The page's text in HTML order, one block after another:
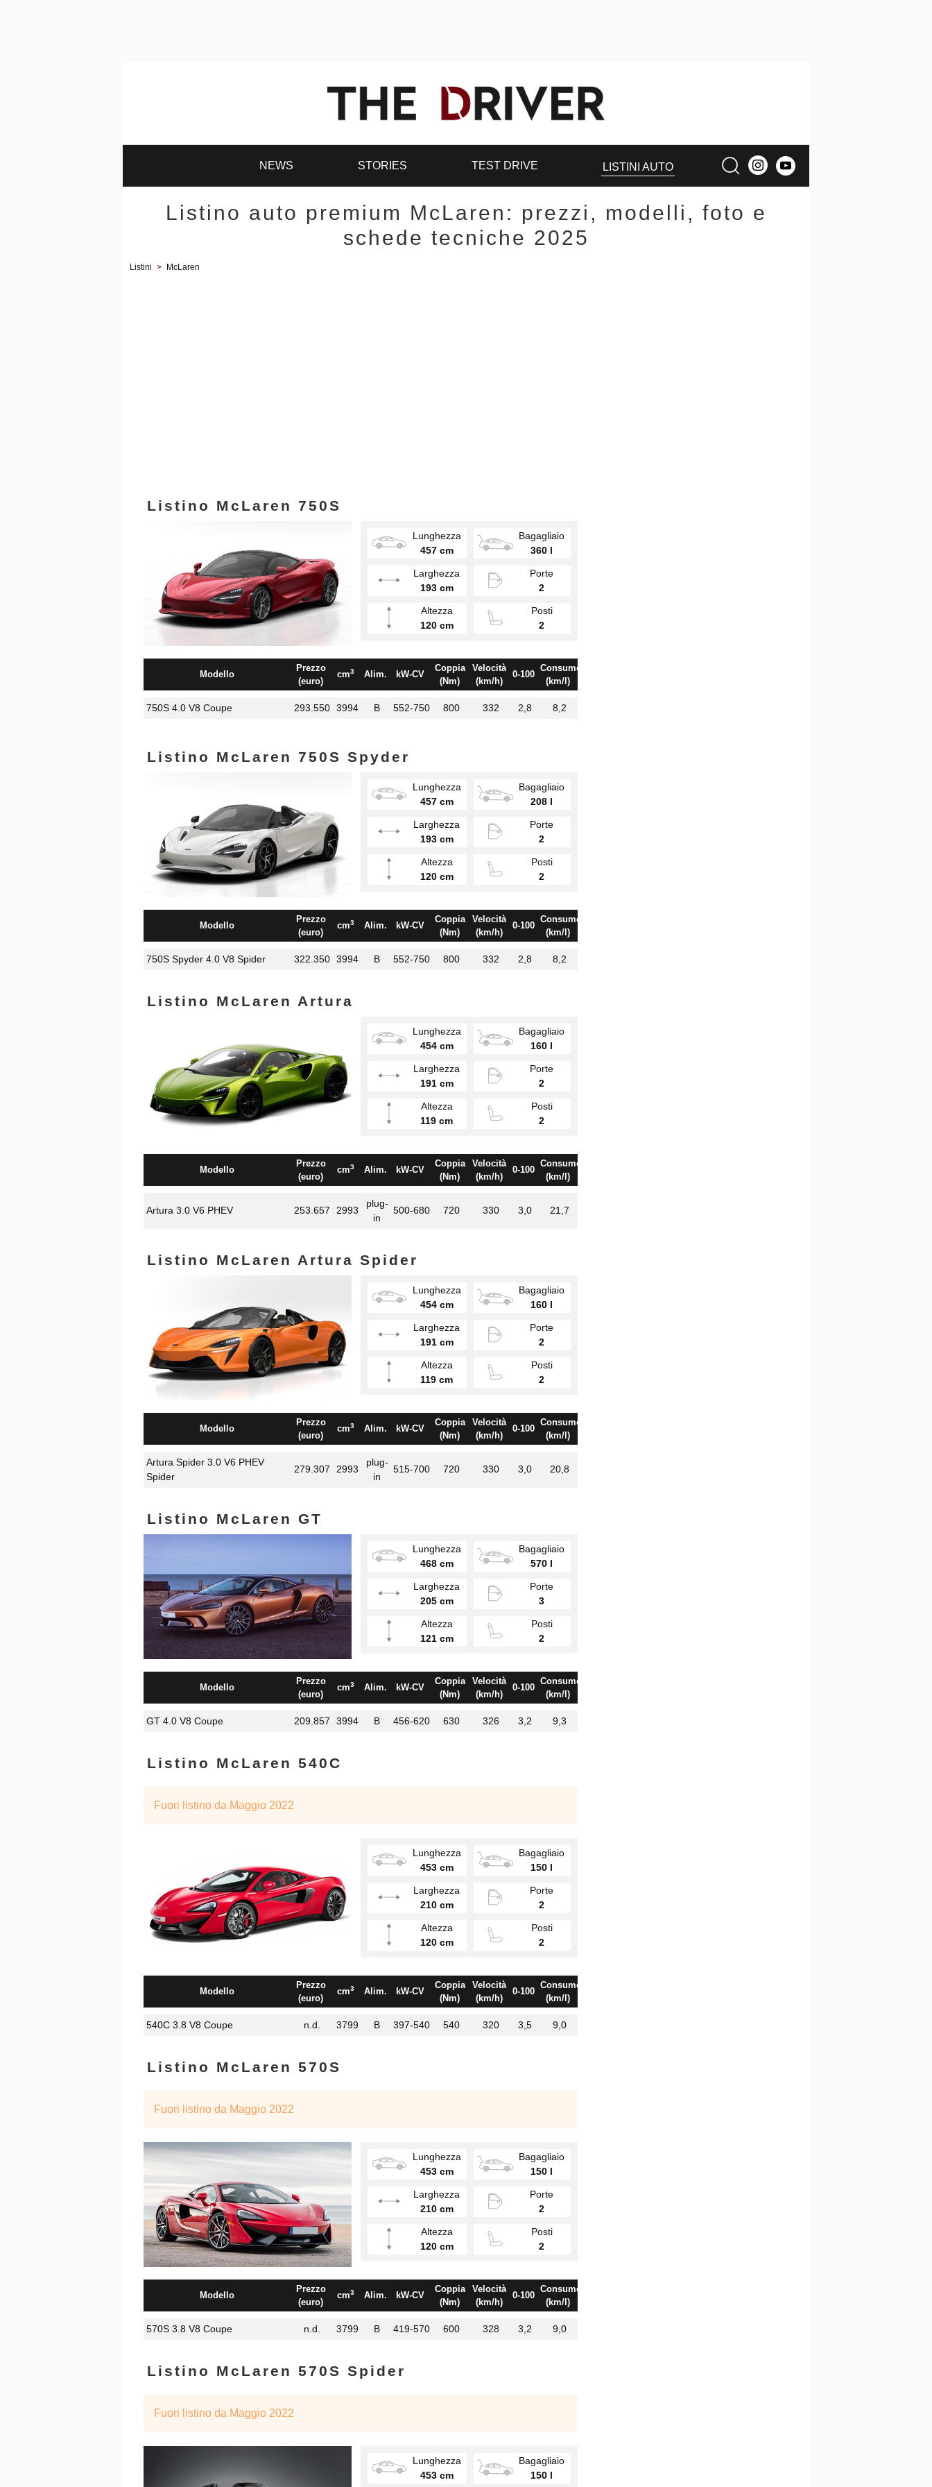
NEWS STORIES TEST DRIVE LISTINI AUTO
Listino auto premium McLaren: prezzi, modelli, foto e
schede tecniche 2025
Listini > McLaren
Listino McLaren 750S
Lunghezza
457 cm
Bagagliaio
360 l
Larghezza
193 cm
Porte
2
Altezza
120 cm
Posti
2
Modello
Prezzo
(euro)
cm3 Alim. kW-CV
Coppia
(Nm)
Velocità
(km/h)
0-100
Consumo
(km/l)
750S 4.0 V8 Coupe 293.550 3994 B 552-750 800 332 2,8 8,2
Listino McLaren 750S Spyder
Lunghezza
457 cm
Bagagliaio
208 l
Larghezza
193 cm
Porte
2
Altezza
120 cm
Posti
2
Modello
Prezzo
(euro)
cm3 Alim. kW-CV
Coppia
(Nm)
Velocità
(km/h)
0-100
Consumo
(km/l)
750S Spyder 4.0 V8 Spider 322.350 3994 B 552-750 800 332 2,8 8,2
Listino McLaren Artura
Lunghezza
454 cm
Bagagliaio
160 l
Larghezza
191 cm
Porte
2
Altezza
119 cm
Posti
2
Modello
Prezzo
(euro)
cm3 Alim. kW-CV
Coppia
(Nm)
Velocità
(km/h)
0-100
Consumo
(km/l)
Artura 3.0 V6 PHEV 253.657 2993
plug-
in
500-680 720 330 3,0 21,7
Listino McLaren Artura Spider
Lunghezza
454 cm
Bagagliaio
160 l
Larghezza
191 cm
Porte
2
Altezza
119 cm
Posti
2
Modello
Prezzo
(euro)
cm3 Alim. kW-CV
Coppia
(Nm)
Velocità
(km/h)
0-100
Consumo
(km/l)
Artura Spider 3.0 V6 PHEV
Spider
279.307 2993
plug-
in
515-700 720 330 3,0 20,8
Listino McLaren GT
Lunghezza
468 cm
Bagagliaio
570 l
Larghezza
205 cm
Porte
3
Altezza
121 cm
Posti
2
Modello
Prezzo
(euro)
cm3 Alim. kW-CV
Coppia
(Nm)
Velocità
(km/h)
0-100
Consumo
(km/l)
GT 4.0 V8 Coupe 209.857 3994 B 456-620 630 326 3,2 9,3
Listino McLaren 540C
Fuori listino da Maggio 2022
Lunghezza
453 cm
Bagagliaio
150 l
Larghezza
210 cm
Porte
2
Altezza
120 cm
Posti
2
Modello
Prezzo
(euro)
cm3 Alim. kW-CV
Coppia
(Nm)
Velocità
(km/h)
0-100
Consumo
(km/l)
540C 3.8 V8 Coupe n.d. 3799 B 397-540 540 320 3,5 9,0
Listino McLaren 570S
Fuori listino da Maggio 2022
Lunghezza
453 cm
Bagagliaio
150 l
Larghezza
210 cm
Porte
2
Altezza
120 cm
Posti
2
Modello
Prezzo
(euro)
cm3 Alim. kW-CV
Coppia
(Nm)
Velocità
(km/h)
0-100
Consumo
(km/l)
570S 3.8 V8 Coupe n.d. 3799 B 419-570 600 328 3,2 9,0
Listino McLaren 570S Spider
Fuori listino da Maggio 2022
Lunghezza
453 cm
Bagagliaio
150 l